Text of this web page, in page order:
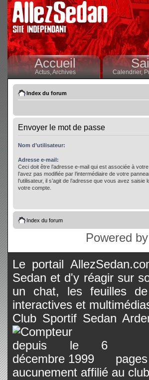
Accueil
Actus,Archives Calendrier,
Index du forum
Envoyer le mot de passe
Nom d’utilisateur:
Adresse e-mail:
Ceci doit être l’adresse e-mail qui est associée à
l’avez pas modifiée par l’intermédiaire de votre
l’utilisateur, il s’agit de l’adresse que vous avez saisie
votre compte.
Index du forum
Powered by
Le portail
Sedan et d'y réagir sur
un chat, les feuilles
interactives et
Club Sportif Sedan
aucunement affilié au